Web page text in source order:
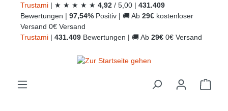
Trustami | ★ ★ ★ ★ ★ 4,92 / 5,00 | 431.409
Bewertungen | 97,54% Positiv | 🚚 Ab 29€ kostenloser
Versand 0€ Versand
Trustami | 431.409 Bewertungen | 🚚 Ab 29€ 0€ Versand